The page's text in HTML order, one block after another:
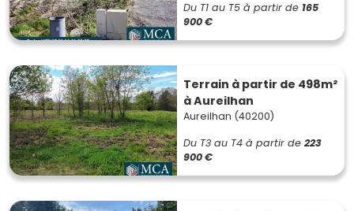
Du T1 au T5 à partir de 165
900 €
Terrain à partir de 498m²
à Aureilhan
Aureilhan (40200)
Du T3 au T4 à partir de 223
900 €